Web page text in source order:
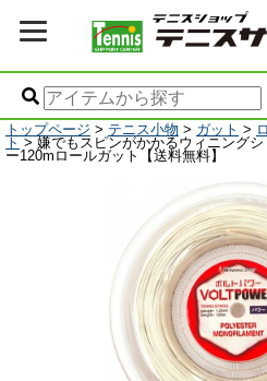
トップページ > テニス小物 > ガット >
ト > 嫌でもスピンがかかるウィニング
ー120mロールガット【送料無料】